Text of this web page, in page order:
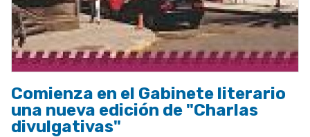
Comienza en el Gabinete literario
una nueva edición de "Charlas
divulgativas"